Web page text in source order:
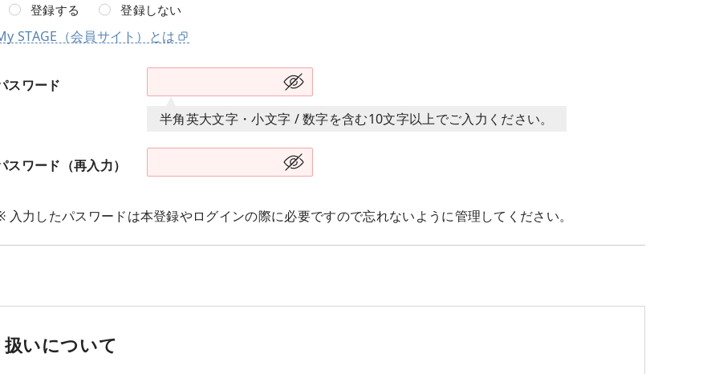
登録する 登録しない
STAGE（会員サイト）とは
スワード
半角英大文字・小文字 / 数字を含む10文字以上でご入力ください。
スワード（再入力）
入力したパスワードは本登録やログインの際に必要ですので忘れないように管理してください。
いについて